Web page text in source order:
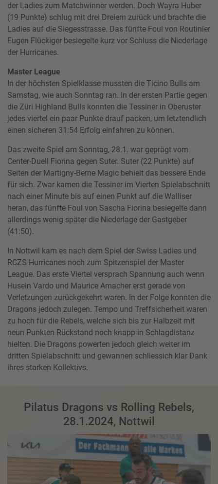
der Ladies zum Matchwinner werden. Doch Wayra Huber
(19 Punkte) schlug mit drei Dreiern zurück und brachte die
Ladies auf die Siegesstrasse. Das fünfte Foul von Routinier
Eugen Flückiger besiegelte kurz vor Schluss die Niederlage
der Hurricanes.
Master League
In der höchsten Spielklasse mussten die Ticino Bulls am
Samstag, wie auch Sonntag ran. In der ersten Partie gegen
die Züri Highland Bulls konnten die Tessiner in Oberuster
jedes viertel ein paar Punkte drauf packen, um letztendlich
einen sicheren 31:54 Erfolg einfahren zu können.
Das zweite Spiel am Sonntag, 28.1. war geprägt vom
Center-Duell Fiorina gegen Suter. Suter (22 Punkte) auf
Seiten der Martigny-Berne Magic behielt das bessere Ende
für sich. Zwar kamen die Tessiner im Vierten Spielabschnitt
nach einer Minute bis auf einen Punkt auf die Walliser
heran, das fünfte Foul von Sascha Fiorina besiegelte dann
allerdings wenig später die Niederlage der Gastgeber
(41:50).
In Nottwil kam es nach dem Spiel der Swiss Ladies und
RCZS Hurricanes noch zum Spitzenspiel der Master
League. Das erste Viertel versprach Spannung auch wenn
Husein Vardo und Maurice Amacher erst gerade von
Verletzungen zurückgekehrt waren. In der Folge konnten die
Dragons jedoch zulegen. Tempo und Treffsicherheit waren
zu hoch für die Rebels, welche sich bis zur Halbzeit mit
neun Punkten Rückstand noch knapp in Schlagdistanz
hielten. Die Dragons powerten jedoch gleich weiter im
dritten Spielabschnitt und gewannen schliessich klar Dank
ihres starken Kollektivs.
Pilatus Dragons vs Rolling Rebels,
28.1.2024, Nottwil